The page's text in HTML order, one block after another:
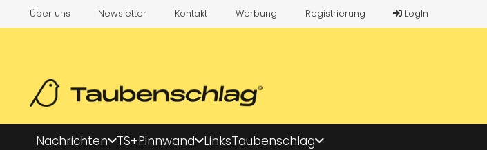
Über uns Newsletter Kontakt Werbung Registrierung LogIn
Nachrichten TS+Pinnwand LinksTaubenschlag